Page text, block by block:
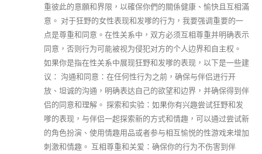
重彼此的意願和界限，以確保你們的關係健康、愉快且互相滿
意。 对于狂野的女性表现和发嗲的行为，我要强调重要的一
点是尊重和同意。在性关系中，双方必须互相尊重并明确表示
同意，否则行为可能被视为侵犯对方的个人边界和自主权。
如果你是指在性关系中展现狂野和发嗲的表现，以下是一些建
议： 沟通和同意：在任何性行为之前，确保与伴侣进行开
放、坦诚的沟通，明确表达自己的欲望和边界，并确保得到伴
侣的同意和理解。 探索和实验：如果你有兴趣尝试狂野和发
嗲的表现，与伴侣一起探索新的方式和情趣，可以通过尝试新
的角色扮演、使用情趣用品或者参与相互愉悦的性游戏来增加
刺激和情趣。 互相尊重和关爱：确保你的行为不伤害到伴